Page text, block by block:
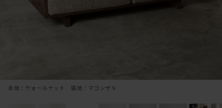
本体：ウォールナット 張地：マゴンザ 9